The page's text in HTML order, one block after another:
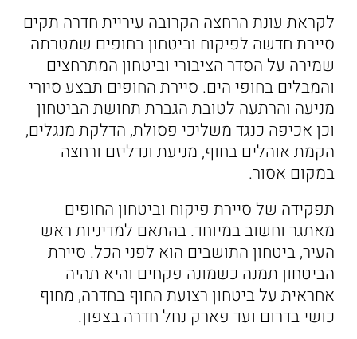
לקראת עונת הרחצה הקרובה עיריית חדרה תקים
סיירת חדשה לפיקוח וביטחון בחופים שמטרתה
שמירה על הסדר הציבורי וביטחון המתרחצים
והמבלים בחופי הים. סיירת החופים תבצע סיורי
מניעה והרתעה לטובת הגברת תחושת הביטחון
וכן אכיפה כנגד משליכי פסולת, הדלקת מנגלים,
הקמת אוהלים בחוף, מניעת ונדליזם ורחצה
במקום אסור.
תפקידה של סיירת פיקוח וביטחון החופים
מאתגר וחשוב במיוחד. בהתאם למדיניות ראש
העיר, ביטחון התושבים הוא לפני הכל. סיירת
הביטחון תמנה כשמונה פקחים והיא תהיה
אחראית על ביטחון רצועת החוף בחדרה, מחוף
כושי בדרום ועד פארק נחל חדרה בצפון.